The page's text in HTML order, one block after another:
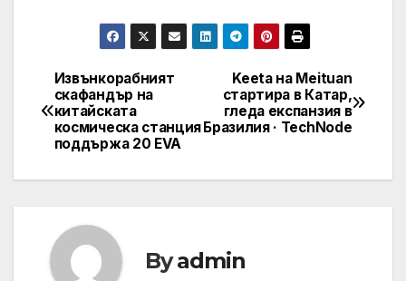
Навигация
Keeta на Meituan
стартира в Катар,
гледа експанзия в
Бразилия · TechNode
Извънкорабният
скафандър на
китайската
космическа станция
поддържа 20 EVA
Byadmin